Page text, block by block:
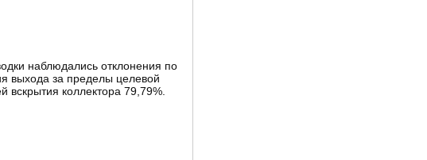
наблюдались отклонения по
выхода за пределы целевой
вскрытия коллектора 79,79%.